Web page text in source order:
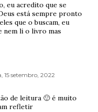
eu acredito que se
está sempre pronto
que o buscam, eu
nem li o livro mas
15 setembro, 2022
de leitura 🙂 é muito
refletir